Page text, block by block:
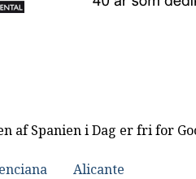
af Spanien i Dag er fri for
Alicante